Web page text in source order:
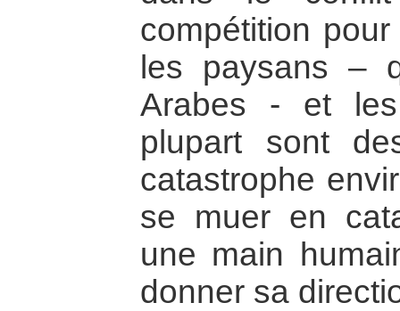
compétition
les paysans –
Arabes - et
plupart sont
catastrophe
se muer en
une main
donner sa